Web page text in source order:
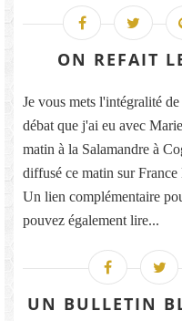
ON REFAIT
Je vous mets l'intégralité
débat que j'ai eu avec
matin à la Salamandre à
diffusé ce matin sur
Un lien complémentaire
pouvez également lire...
UN BULLETIN